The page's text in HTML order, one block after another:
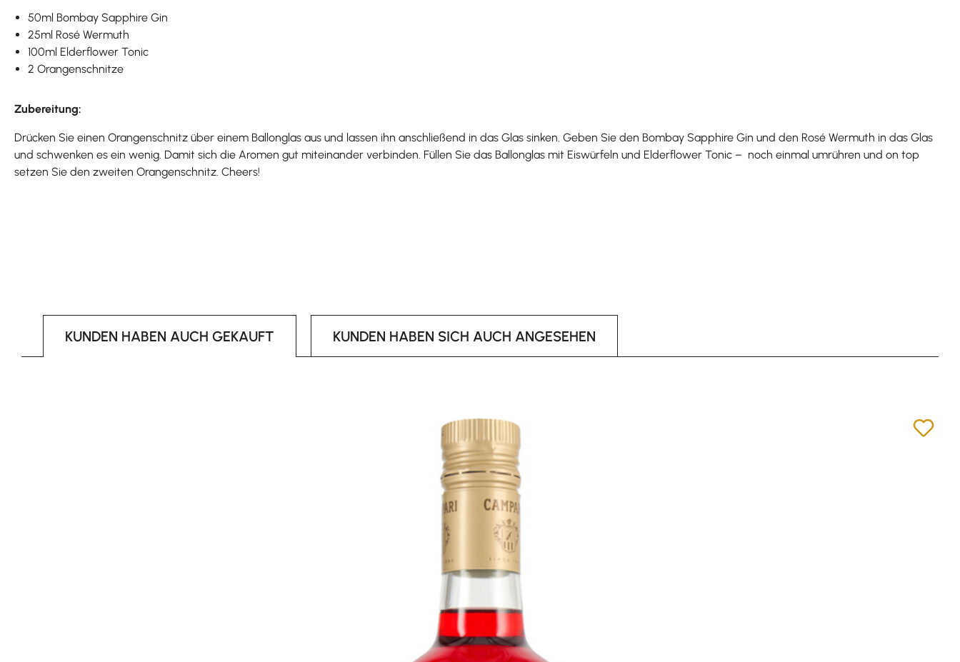
50ml Bombay Sapphire Gin
25ml Rosé Wermuth
100ml Elderflower Tonic
2 Orangenschnitze
Zubereitung:
Drücken Sie einen Orangenschnitz über einem Ballonglas aus und lassen ihn anschließend in das Glas sinken. Geben Sie den Bombay Sapphire Gin und den Rosé Wermuth in das Glas
und schwenken es ein wenig. Damit sich die Aromen gut miteinander verbinden. Füllen Sie das Ballonglas mit Eiswürfeln und Elderflower Tonic – noch einmal umrühren und on top
setzen Sie den zweiten Orangenschnitz. Cheers!
KUNDEN HABEN AUCH GEKAUFT KUNDEN HABEN SICH AUCH ANGESEHEN